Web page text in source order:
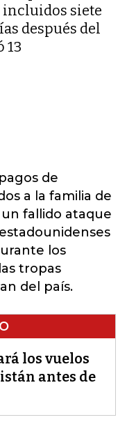
incluidos siete
después del
13
de
a la familia de
fallido ataque
los
tropas
del país.
los vuelos
antes de